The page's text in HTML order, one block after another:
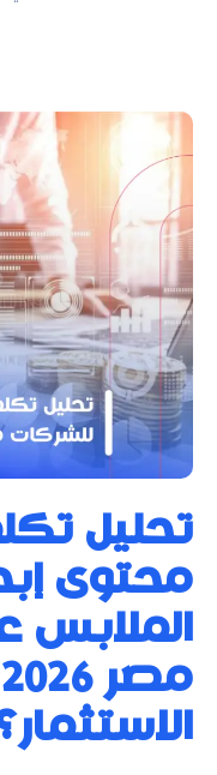
تحليل
محتوى